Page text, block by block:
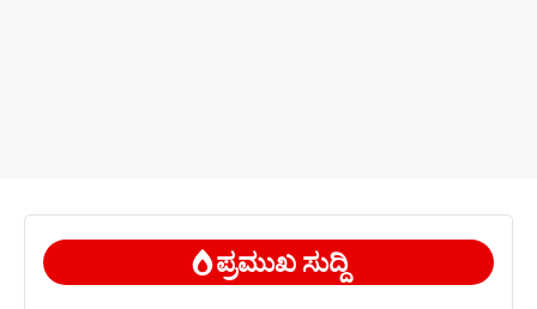
ಪ್ರಮುಖ ಸುದ್ದಿ